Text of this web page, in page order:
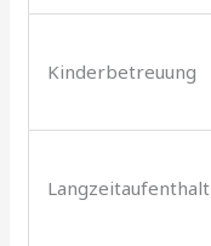
Kinderbetreuung
Langzeitaufenthalt